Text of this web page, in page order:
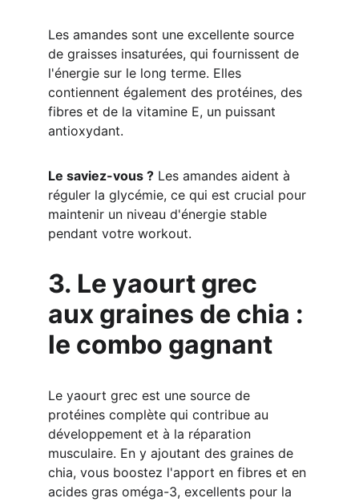
Les amandes sont une excellente source
de graisses insaturées, qui fournissent de
l'énergie sur le long terme. Elles
contiennent également des protéines, des
fibres et de la vitamine E, un puissant
antioxydant.
Le saviez-vous ? Les amandes aident à
réguler la glycémie, ce qui est crucial pour
maintenir un niveau d'énergie stable
pendant votre workout.
3. Le yaourt grec
aux graines de chia :
le combo gagnant
Le yaourt grec est une source de
protéines complète qui contribue au
développement et à la réparation
musculaire. En y ajoutant des graines de
chia, vous boostez l'apport en fibres et en
acides gras oméga-3, excellents pour la